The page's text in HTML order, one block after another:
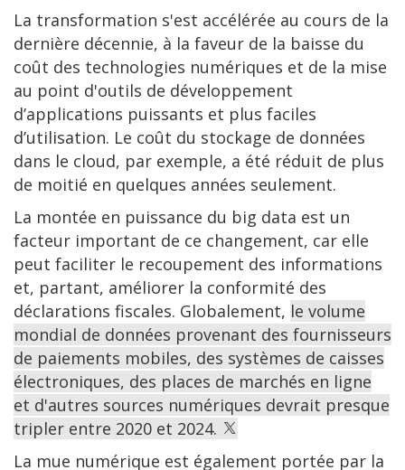
La transformation s'est accélérée au cours de la
dernière décennie, à la faveur de la baisse du
coût des technologies numériques et de la mise
au point d'outils de développement
d’applications puissants et plus faciles
d’utilisation. Le coût du stockage de données
dans le cloud, par exemple, a été réduit de plus
de moitié en quelques années seulement.
La montée en puissance du big data est un
facteur important de ce changement, car elle
peut faciliter le recoupement des informations
et, partant, améliorer la conformité des
déclarations fiscales. Globalement, le volume
mondial de données provenant des fournisseurs
de paiements mobiles, des systèmes de caisses
électroniques, des places de marchés en ligne
et d'autres sources numériques devrait presque
tripler entre 2020 et 2024.
La mue numérique est également portée par la